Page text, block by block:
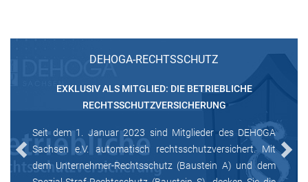
DEHOGA-RECHTSSCHUTZ
EXKLUSIV ALS MITGLIED: DIE BETRIEBLICHE
RECHTSSCHUTZVERSICHERUNG
Seit dem 1. Januar 2023 sind Mitglieder des DEHOGA
Sachsen e.V. automatisch rechtsschutzversichert. Mit
dem Unternehmer-Rechtsschutz (Baustein A) und dem
Previous Next